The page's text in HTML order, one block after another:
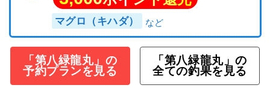
マグロ（キハダ）
「第八緑龍丸」の
予約プランを見る
「第八緑龍丸」の
全ての釣果を見る